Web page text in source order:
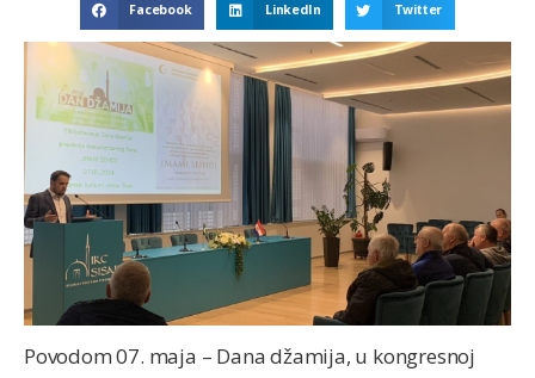
Facebook LinkedIn Twitter
Povodom 07. maja – Dana džamija, u kongresnoj